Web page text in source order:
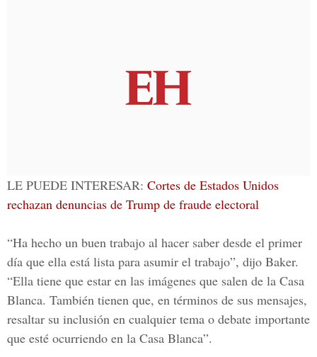
LE PUEDE INTERESAR: Cortes de Estados Unidos
rechazan denuncias de Trump de fraude electoral
“Ha hecho un buen trabajo al hacer saber desde el primer
día que ella está lista para asumir el trabajo”, dijo Baker.
“Ella tiene que estar en las imágenes que salen de la Casa
Blanca. También tienen que, en términos de sus mensajes,
resaltar su inclusión en cualquier tema o debate importante
que esté ocurriendo en la Casa Blanca”.